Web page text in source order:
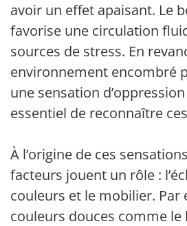
avoir un effet apaisant. Le
favorise une circulation
sources de stress. En
environnement encombré
une sensation d’oppression
essentiel de reconnaître
À l’origine de ces
facteurs jouent un rôle :
couleurs et le mobilier. Par
couleurs douces comme le